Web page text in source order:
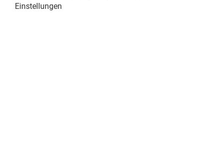
Einstellungen